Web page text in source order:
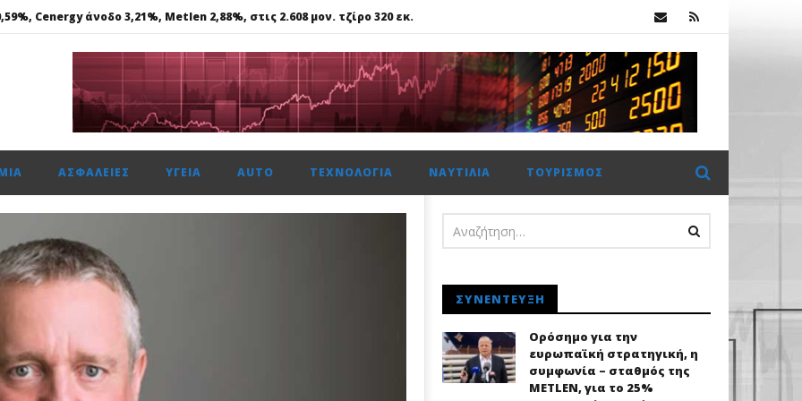
Cenergy άνοδο 3,21%, Metlen 2,88%, στις 2.608 μον. τζίρο 320 εκ.
ασφάλεια θέτει ως προτεραιότητα
Αποκτά το πρώτο Παρατηρητήριο Έργων
Cenergy άνοδο 3,21%, Metlen 2,88%, στις 2.608 μον. τζίρο 320 εκ.
ΑΣΦΆΛΕΙΕΣ ΥΓΕΊΑ AUTO ΤΕΧΝΟΛΟΓΊΑ ΝΑΥΤΙΛΊΑ ΤΟΥΡΙΣΜΌΣ
ΣΥΝΈΝΤΕΥΞΗ
Ορόσημο για την
ευρωπαϊκή στρατηγική, η
συμφωνία – σταθμός της
METLEN, για το 25%